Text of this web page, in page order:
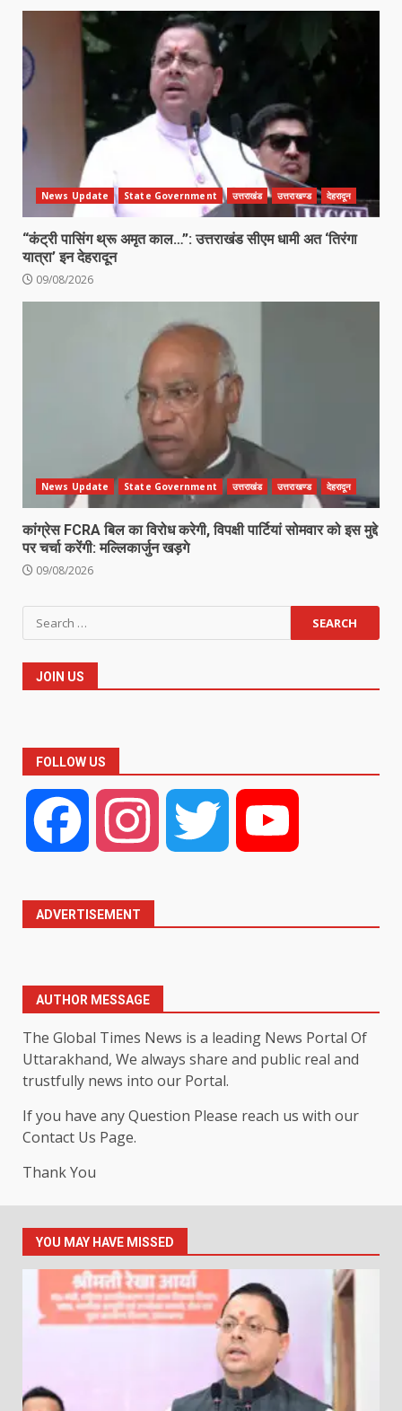
News Update State Government उत्तराखंड उत्तराखण्ड देहरादून
“कंट्री पासिंग थ्रू अमृत काल…”: उत्तराखंड सीएम धामी अत ‘तिरंगा
यात्रा’ इन देहरादून
09/08/2026
News Update State Government उत्तराखंड उत्तराखण्ड देहरादून
कांग्रेस FCRA बिल का विरोध करेगी, विपक्षी पार्टियां सोमवार को इस मुद्दे
पर चर्चा करेंगी: मल्लिकार्जुन खड़गे
09/08/2026
Search
for:
JOIN US
FOLLOW US
Facebook Instagram Twitter
ADVERTISEMENT
AUTHOR MESSAGE
The Global Times News is a leading News Portal Of
Uttarakhand, We always share and public real and
trustfully news into our Portal.
If you have any Question Please reach us with our
Contact Us Page.
Thank You
YOU MAY HAVE MISSED